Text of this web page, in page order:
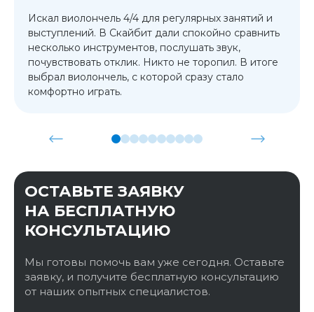
Искал виолончель 4/4 для регулярных занятий и
выступлений. В Скайбит дали спокойно сравнить
несколько инструментов, послушать звук,
почувствовать отклик. Никто не торопил. В итоге
выбрал виолончель, с которой сразу стало
комфортно играть.
ОСТАВЬТЕ ЗАЯВКУ
НА БЕСПЛАТНУЮ
КОНСУЛЬТАЦИЮ
Мы готовы помочь вам уже сегодня. Оставьте
заявку, и получите бесплатную консультацию
от наших опытных специалистов.